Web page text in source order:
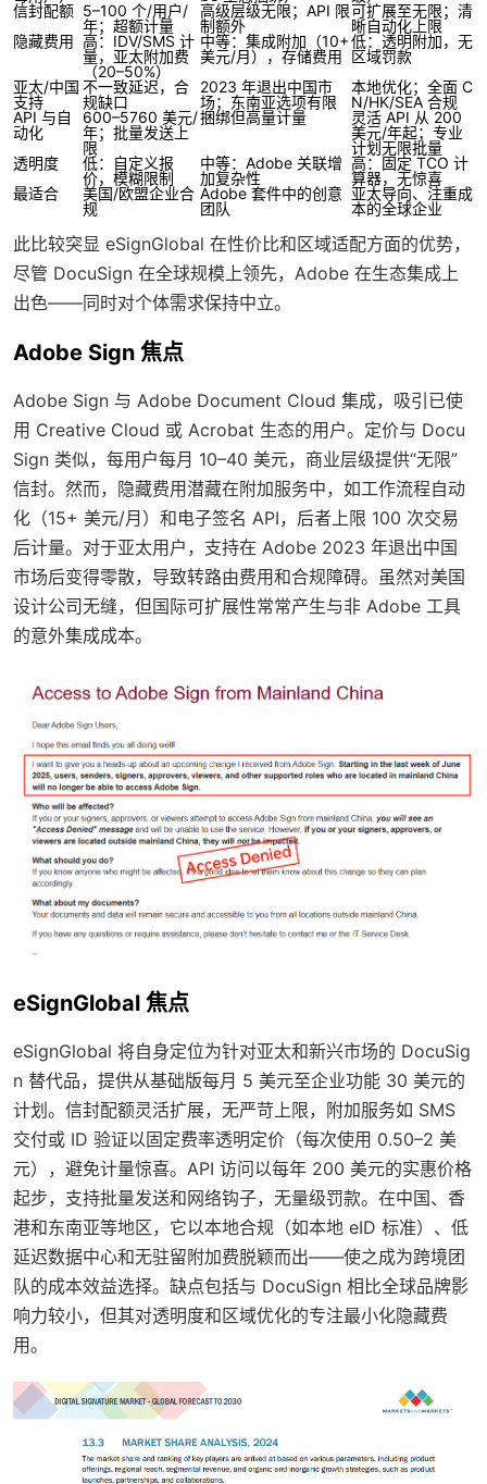
信封配额 5–100 个/用户/
年；超额计量
高级层级无限；API 限
制额外
可扩展至无限；清
晰自动化上限
隐藏费用 高：IDV/SMS 计
量，亚太附加费
（20–50%）
中等：集成附加（10+
美元/月），存储费用
低：透明附加，无
区域罚款
亚太/中国
支持
不一致延迟，合
规缺口
2023 年退出中国市
场；东南亚选项有限
本地优化；全面 C
N/HK/SEA 合规
API 与自
动化
600–5760 美元/
年；批量发送上
限
捆绑但高量计量
灵活 API 从 200
美元/年起；专业
计划无限批量
透明度
低：自定义报
价，模糊限制
中等：Adobe 关联增
加复杂性
高：固定 TCO 计
算器，无惊喜
最适合
美国/欧盟企业合
规
Adobe 套件中的创意
团队
亚太导向、注重成
本的全球企业
此比较突显 eSignGlobal 在性价比和区域适配方面的优势，
尽管 DocuSign 在全球规模上领先，Adobe 在生态集成上
出色——同时对个体需求保持中立。
Adobe Sign 焦点
Adobe Sign 与 Adobe Document Cloud 集成，吸引已使
用 Creative Cloud 或 Acrobat 生态的用户。定价与 Docu
Sign 类似，每用户每月 10–40 美元，商业层级提供“无限”
信封。然而，隐藏费用潜藏在附加服务中，如工作流程自动
化（15+ 美元/月）和电子签名 API，后者上限 100 次交易
后计量。对于亚太用户，支持在 Adobe 2023 年退出中国
市场后变得零散，导致转路由费用和合规障碍。虽然对美国
设计公司无缝，但国际可扩展性常常产生与非 Adobe 工具
的意外集成成本。
eSignGlobal 焦点
eSignGlobal 将自身定位为针对亚太和新兴市场的 DocuSig
n 替代品，提供从基础版每月 5 美元至企业功能 30 美元的
计划。信封配额灵活扩展，无严苛上限，附加服务如 SMS
交付或 ID 验证以固定费率透明定价（每次使用 0.50–2 美
元），避免计量惊喜。API 访问以每年 200 美元的实惠价格
起步，支持批量发送和网络钩子，无量级罚款。在中国、香
港和东南亚等地区，它以本地合规（如本地 eID 标准）、低
延迟数据中心和无驻留附加费脱颖而出——使之成为跨境团
队的成本效益选择。缺点包括与 DocuSign 相比全球品牌影
响力较小，但其对透明度和区域优化的专注最小化隐藏费
用。